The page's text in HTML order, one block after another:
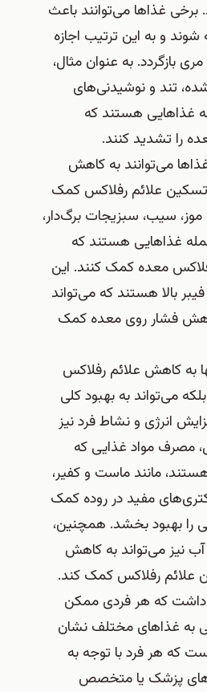
برخی غذاها می‌توانند باعث
و به این ترتیب اجازه
بازگردد. به عنوان مثال،
تند و نوشیدنی‌های
غذاهایی هستند که
را تشدید کنند.
می‌توانند به کاهش
علائم رفلاکس کمک
موز، سیب، سبزیجات برگ‌دار،
غذاهایی هستند که
معده کمک کنند. این
بالا هستند که می‌تواند
فشار روی معده کمک
به کاهش علائم رفلاکس
می‌تواند به بهبود کلی
انرژی و نشاط فرد نیز
مصرف مواد غذایی که
مانند ماست و کفیر،
مفید در روده کمک
را بهبود بخشد. همچنین،
نیز می‌تواند به کاهش
علائم رفلاکس کمک کند.
داشت که هر فردی ممکن
به غذاهای مختلف نشان
که هر فرد با توجه به
پزشک یا متخصص